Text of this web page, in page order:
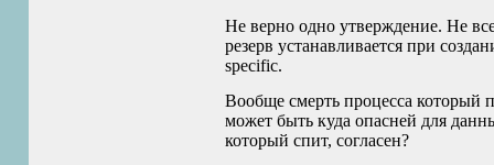
Не верно одно утверждение. Не
резерв устанавливается при
specific.
Вообще смерть процесса который
может быть куда опасней для
который спит, согласен?